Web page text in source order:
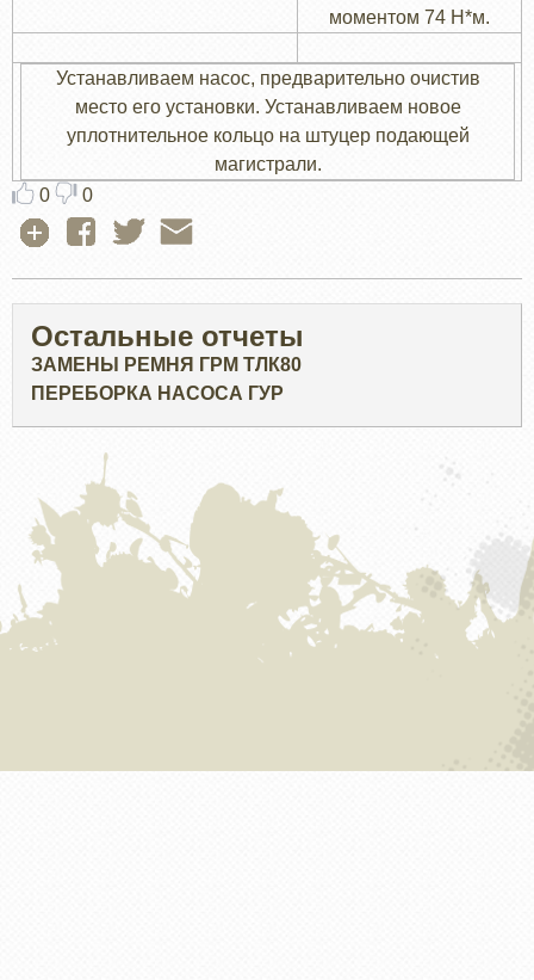
моментом 74 Н*м.
Устанавливаем насос, предварительно очистив
место его установки. Устанавливаем новое
уплотнительное кольцо на штуцер подающей
магистрали.
0
0
Остальные отчеты
ЗАМЕНЫ РЕМНЯ ГРМ ТЛК80
ПЕРЕБОРКА НАСОСА ГУР